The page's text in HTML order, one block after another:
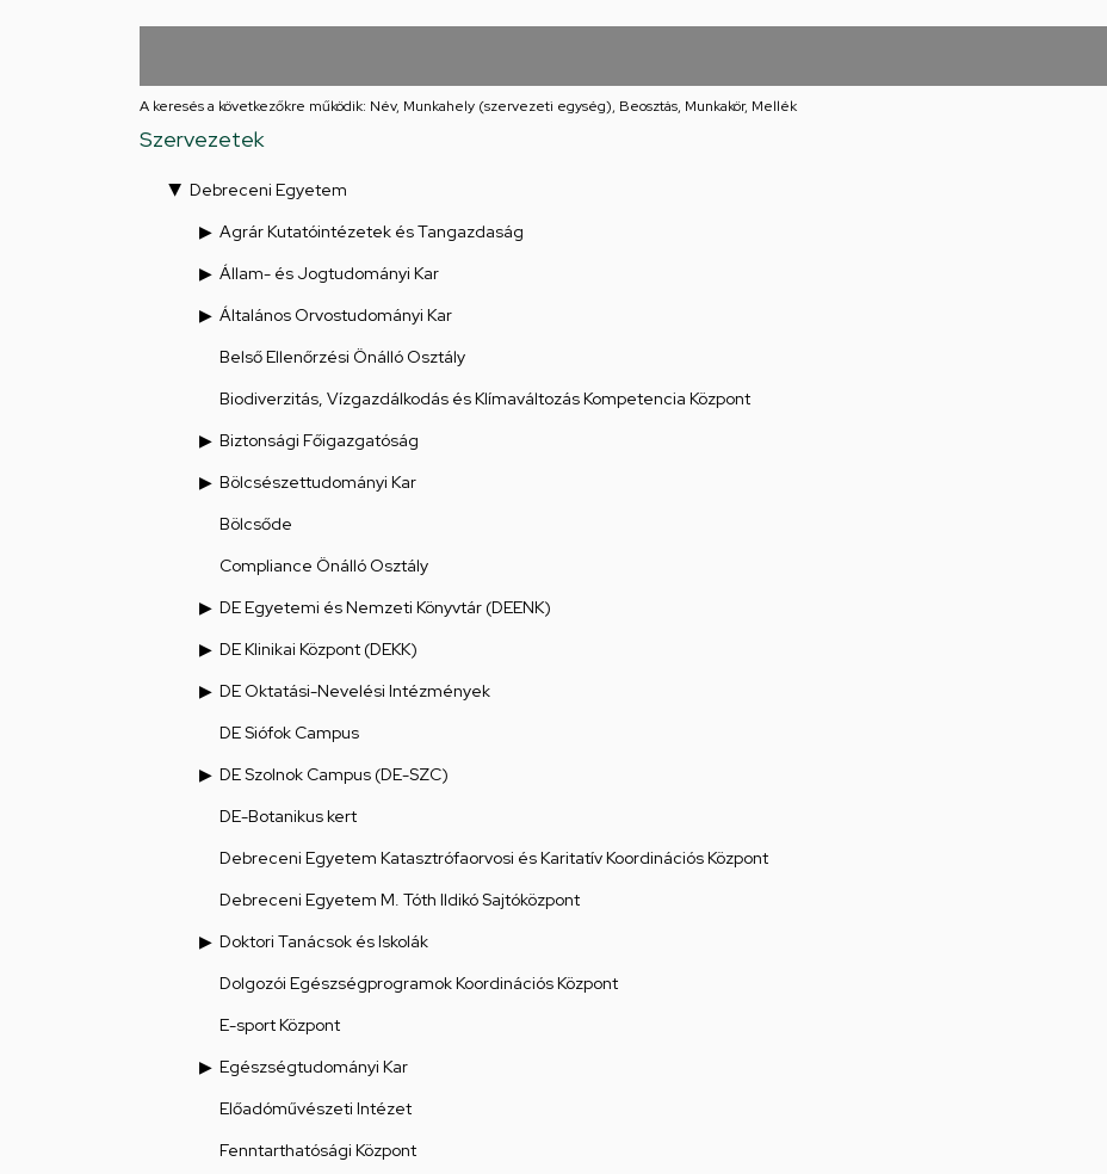
Iskolája
feladatellátási
A keresés a következőkre működik: Név, Munkahely (szervezeti egység), Beosztás, Munkakör, Mellék
Szervezetek
Debreceni Egyetem
Agrár Kutatóintézetek és Tangazdaság
Állam- és Jogtudományi Kar
Általános Orvostudományi Kar
Belső Ellenőrzési Önálló Osztály
Biodiverzitás, Vízgazdálkodás és Klímaváltozás Kompetencia Központ
Biztonsági Főigazgatóság
Bölcsészettudományi Kar
Bölcsőde
Compliance Önálló Osztály
DE Egyetemi és Nemzeti Könyvtár (DEENK)
DE Klinikai Központ (DEKK)
DE Oktatási-Nevelési Intézmények
DE Siófok Campus
DE Szolnok Campus (DE-SZC)
DE-Botanikus kert
Debreceni Egyetem Katasztrófaorvosi és Karitatív Koordinációs Központ
Debreceni Egyetem M. Tóth Ildikó Sajtóközpont
Doktori Tanácsok és Iskolák
Dolgozói Egészségprogramok Koordinációs Központ
E-sport Központ
Egészségtudományi Kar
Előadóművészeti Intézet
Fenntarthatósági Központ